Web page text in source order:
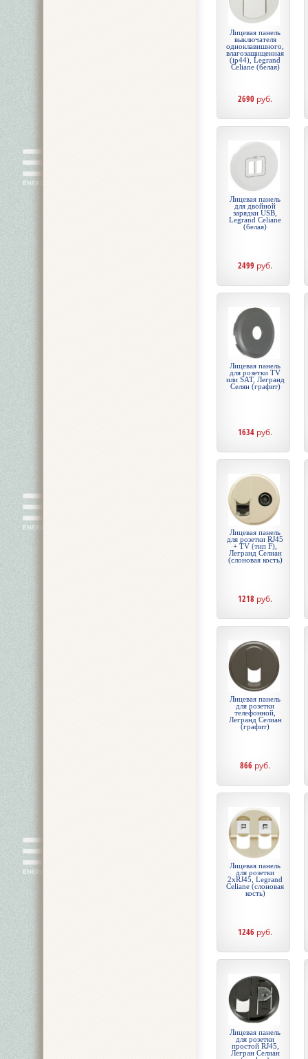
Лицевая панель
выключателя
одноклавишного,
влагозащищенная
(ip44), Legrand
Celiane (белая)
2690 руб.
Лицевая панель
для двойной
зарядки USB,
Legrand Celiane
(белая)
2499 руб.
Лицевая панель
для розетки TV
или SAT, Легранд
Селян (графит)
1634 руб.
Лицевая панель
для розетки RJ45
+ TV (тип F),
Легранд Селиан
(слоновая кость)
1218 руб.
Лицевая панель
для розетки
телефонной,
Легранд Селиан
(графит)
866 руб.
Лицевая панель
для розетки
2хRJ45, Legrand
Celiane (слоновая
кость)
1246 руб.
Лицевая панель
для розетки
простой RJ45,
Легран Селиан